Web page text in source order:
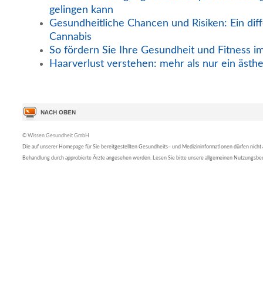
gelingen kann
Gesundheitliche Chancen und Risiken: Ein
Cannabis
So fördern Sie Ihre Gesundheit und Fitness
Haarverlust verstehen: mehr als nur ein
© Wissen Gesundheit GmbH
Die auf unserer Homepage für Sie bereitgestellten Gesundheits– und Medizininformationen dürfen nicht
Behandlung durch approbierte Ärzte angesehen werden. Lesen Sie bitte unsere allgemeinen